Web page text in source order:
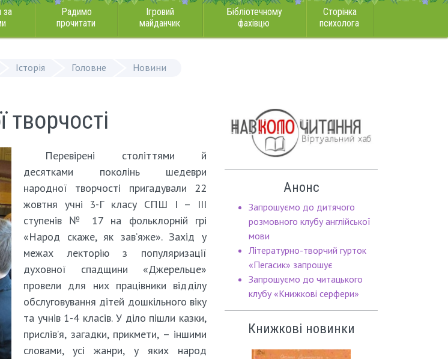
за
Радимо
прочитати
Ігровий
майданчик
Бібліотечному
фахівцю
Сторінка
психолога
Історія Головне Новини
Перевірені століттями й
десятками поколінь шедеври
народної творчості пригадували 22
жовтня учні 3-Г класу СПШ І – ІІІ
ступенів № 17 на фольклорній грі
«Народ скаже, як зав’яже». Захід у
межах лекторію з популяризації
духовної спадщини «Джерельце»
провели для них працівники відділу
обслуговування дітей дошкільного віку
та учнів 1-4 класів. У діло пішли казки,
прислів’я, загадки, прикмети, – іншими
словами, усі жанри, у яких народ
Анонс
Запрошуємо до дитячого
розмовного клубу англійської
мови
Літературно-творчий гурток
«Пегасик» запрошує
Запрошуємо до читацького
клубу «Книжкові серфери»
Книжкові новинки